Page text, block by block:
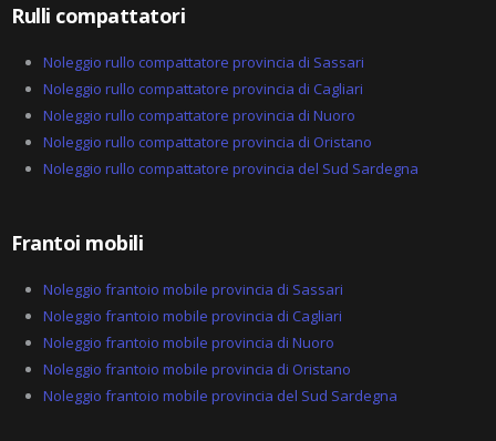
Rulli compattatori
Noleggio rullo compattatore provincia di Sassari
Noleggio rullo compattatore provincia di Cagliari
Noleggio rullo compattatore provincia di Nuoro
Noleggio rullo compattatore provincia di Oristano
Noleggio rullo compattatore provincia del Sud Sardegna
Frantoi mobili
Noleggio frantoio mobile provincia di Sassari
Noleggio frantoio mobile provincia di Cagliari
Noleggio frantoio mobile provincia di Nuoro
Noleggio frantoio mobile provincia di Oristano
Noleggio frantoio mobile provincia del Sud Sardegna